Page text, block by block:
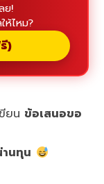
ย!
ห้ไหม?
)
ยน ข้อเสนอขอ
านทุน